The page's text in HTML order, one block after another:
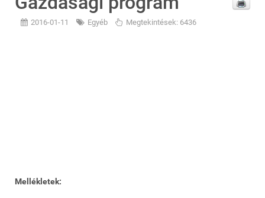
2016-01-11 Egyéb Megtekintések: 6436
Mellékletek: